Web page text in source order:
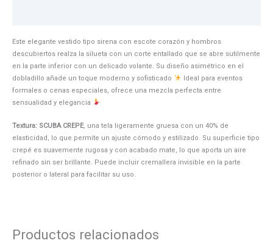
Este elegante vestido tipo sirena con escote corazón y hombros
descubiertos realza la silueta con un corte entallado que se abre sutilmente
en la parte inferior con un delicado volante. Su diseño asimétrico en el
dobladillo añade un toque moderno y sofisticado
Ideal para eventos
formales o cenas especiales, ofrece una mezcla perfecta entre
sensualidad y elegancia
Textura: SCUBA CREPE, una tela ligeramente gruesa con un 40% de
elasticidad, lo que permite un ajuste cómodo y estilizado. Su superficie tipo
crepé es suavemente rugosa y con acabado mate, lo que aporta un aire
refinado sin ser brillante. Puede incluir cremallera invisible en la parte
posterior o lateral para facilitar su uso.
Productos relacionados